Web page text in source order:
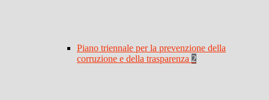
Piano triennale per la prevenzione della
corruzione e della trasparenza 2